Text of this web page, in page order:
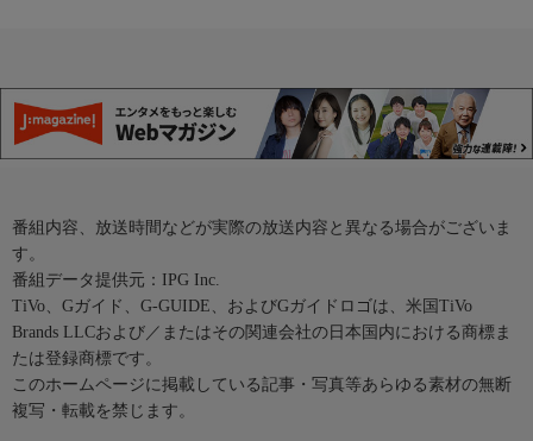
番組内容、放送時間などが実際の放送内容と異なる場合がございま
す。
番組データ提供元：IPG Inc.
TiVo、Gガイド、G-GUIDE、およびGガイドロゴは、米国TiVo
Brands LLCおよび／またはその関連会社の日本国内における商標ま
たは登録商標です。
このホームページに掲載している記事・写真等あらゆる素材の無断
複写・転載を禁じます。